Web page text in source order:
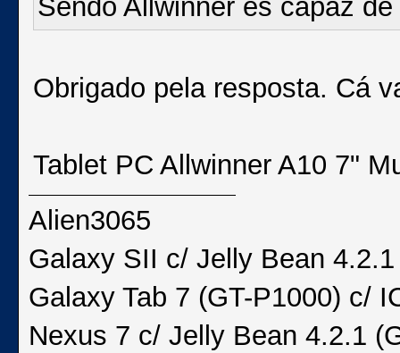
Sendo Allwinner és capaz
Obrigado pela resposta. Cá
Tablet PC Allwinner A10 7"
Alien3065
Galaxy SII c/ Jelly Bean
Galaxy Tab 7 (GT-P1000) c/
Nexus 7 c/ Jelly Bean 4.2.1